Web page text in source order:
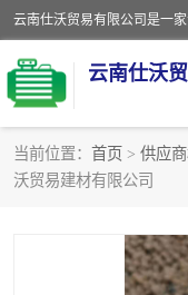
云南仕沃
当前位置： 首页 > 供应
沃贸易建材有限公司
陶粒
园林绿化陶粒